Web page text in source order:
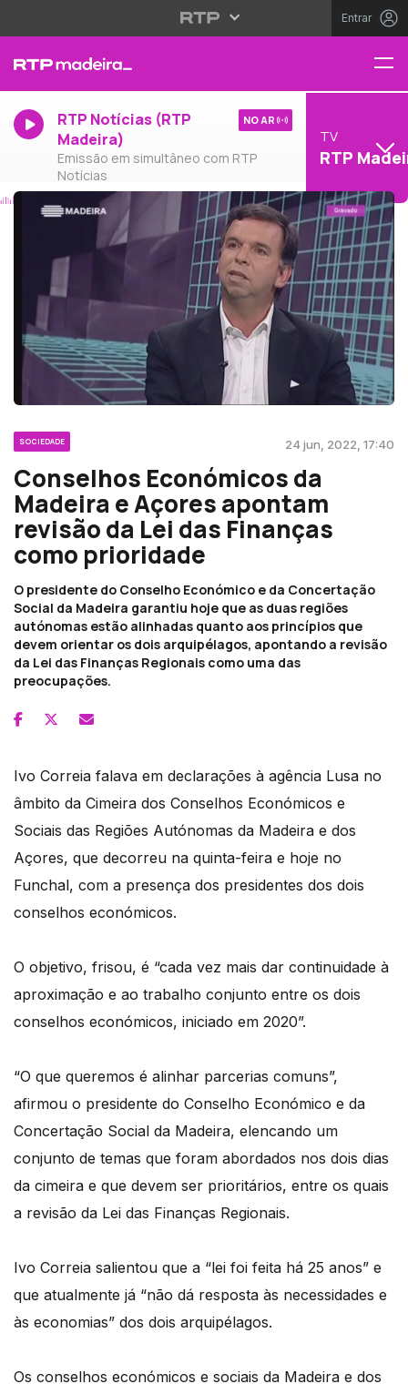
Entrar
RTP Notícias (RTP
Madeira)
Emissão em simultâneo com RTP
Notícias
NO AR
TV
RTP
SOCIEDADE 24 jun, 2022, 17:40
Conselhos Económicos da
Madeira e Açores apontam
revisão da Lei das Finanças
como prioridade
O presidente do Conselho Económico e da Concertação
Social da Madeira garantiu hoje que as duas regiões
autónomas estão alinhadas quanto aos princípios que
devem orientar os dois arquipélagos, apontando a revisão
da Lei das Finanças Regionais como uma das
preocupações.
Ivo Correia falava em declarações à agência Lusa no
âmbito da Cimeira dos Conselhos Económicos e
Sociais das Regiões Autónomas da Madeira e dos
Açores, que decorreu na quinta-feira e hoje no
Funchal, com a presença dos presidentes dos dois
conselhos económicos.
O objetivo, frisou, é “cada vez mais dar continuidade à
aproximação e ao trabalho conjunto entre os dois
conselhos económicos, iniciado em 2020”.
“O que queremos é alinhar parcerias comuns”,
afirmou o presidente do Conselho Económico e da
Concertação Social da Madeira, elencando um
conjunto de temas que foram abordados nos dois dias
da cimeira e que devem ser prioritários, entre os quais
a revisão da Lei das Finanças Regionais.
Ivo Correia salientou que a “lei foi feita há 25 anos” e
que atualmente já “não dá resposta às necessidades e
às economias” dos dois arquipélagos.
Os conselhos económicos e sociais da Madeira e dos